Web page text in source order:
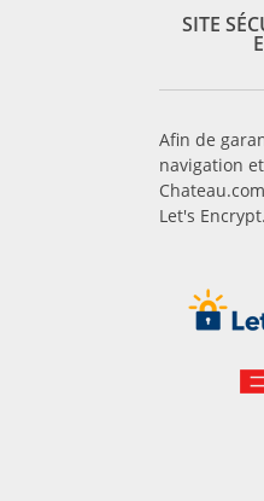
SITE
Afin de
navigation
Let's Encrypt.